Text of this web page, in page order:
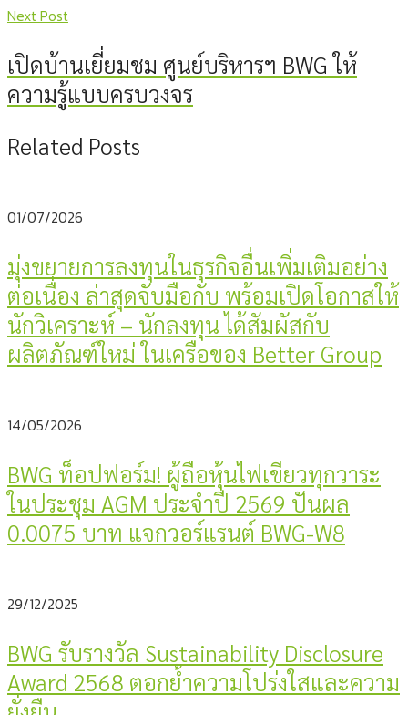
Next Post
เปิดบ้านเยี่ยมชม ศูนย์บริหารฯ BWG ให้
ความรู้แบบครบวงจร
Related Posts
01/07/2026
มุ่งขยายการลงทุนในธุรกิจอื่นเพิ่มเติมอย่าง
ต่อเนื่อง ล่าสุดจับมือกับ พร้อมเปิดโอกาสให้
นักวิเคราะห์ – นักลงทุน ได้สัมผัสกับ
ผลิตภัณฑ์ใหม่ ในเครือของ Better Group
14/05/2026
BWG ท็อปฟอร์ม! ผู้ถือหุ้นไฟเขียวทุกวาระ
ในประชุม AGM ประจำปี 2569 ปันผล
0.0075 บาท แจกวอร์แรนต์ BWG-W8
29/12/2025
BWG รับรางวัล Sustainability Disclosure
Award 2568 ตอกย้ำความโปร่งใสและความ